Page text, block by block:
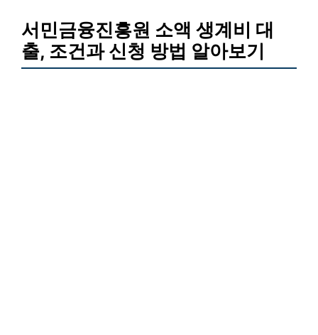
서민금융진흥원 소액 생계비 대
출, 조건과 신청 방법 알아보기